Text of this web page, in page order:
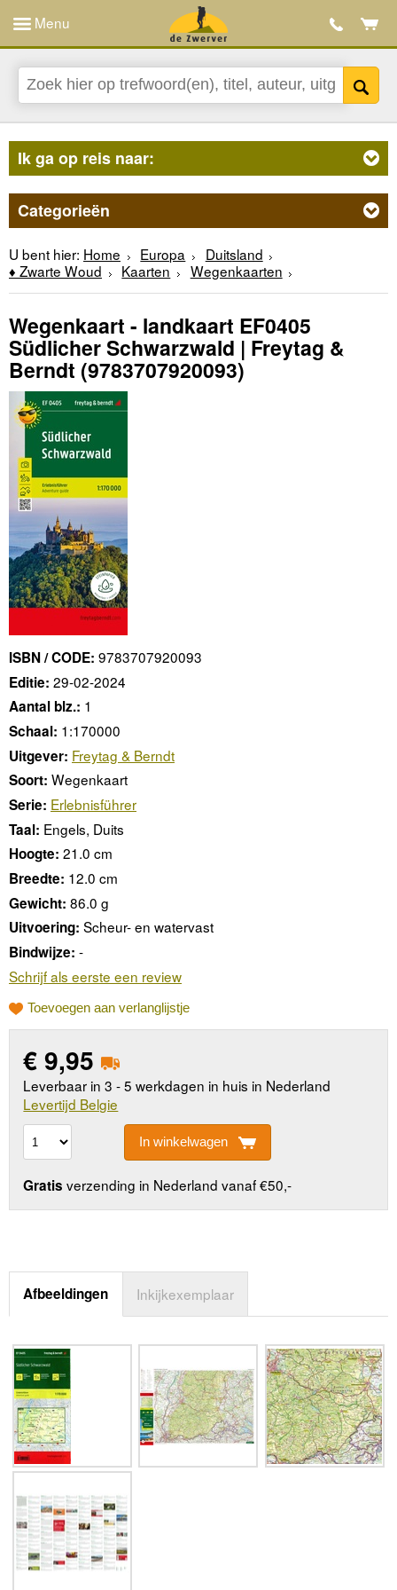
Menu
Ik ga op reis naar:
Categorieën
U bent hier: Home Europa
Duitsland
♦ Zwarte Woud
Kaarten Wegenkaarten
Wegenkaart - landkaart EF0405
Südlicher Schwarzwald | Freytag &
Berndt (9783707920093)
ISBN / CODE: 9783707920093
Editie: 29-02-2024
Aantal blz.: 1
Schaal: 1:170000
Uitgever: Freytag & Berndt
Soort: Wegenkaart
Serie: Erlebnisführer
Taal: Engels, Duits
Hoogte: 21.0 cm
Breedte: 12.0 cm
Gewicht: 86.0 g
Uitvoering: Scheur- en watervast
Bindwijze: -
Schrijf als eerste een review
Toevoegen aan verlanglijstje
€9,95
Leverbaar in 3 - 5 werkdagen in huis in Nederland
Levertijd Belgie
In winkelwagen
Gratis verzending in Nederland vanaf €50,-
Afbeeldingen Inkijkexemplaar